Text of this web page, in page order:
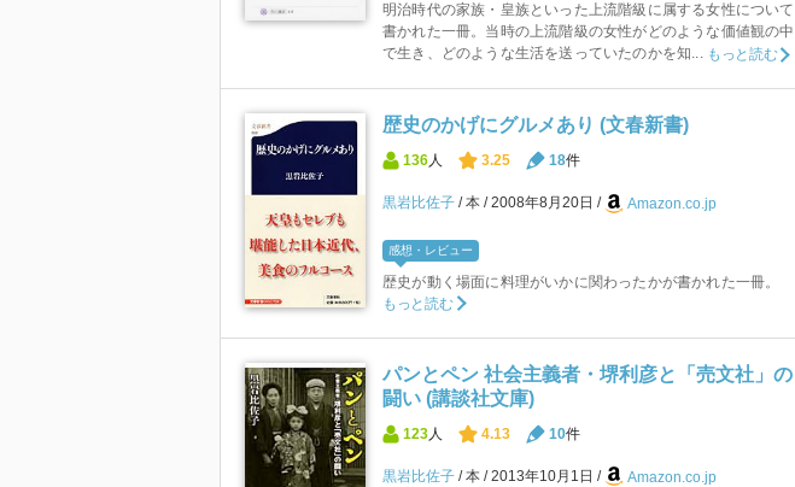
明治時代の家族・皇族といった上流階級に属する女性について
書かれた一冊。当時の上流階級の女性がどのような価値観の中
で生き、どのような生活を送っていたのかを知... もっと読む
歴史のかげにグルメあり (文春新書)
136人 3.25 18件
黒岩比佐子 本 2008年8月20日 Amazon.co.jp
感想・レビュー
歴史が動く場面に料理がいかに関わったかが書かれた一冊。
もっと読む
パンとペン 社会主義者・堺利彦と「売文社」の
闘い (講談社文庫)
123 人 4.13 10件
黒岩比佐子 本 2013年10月1日 Amazon.co.jp